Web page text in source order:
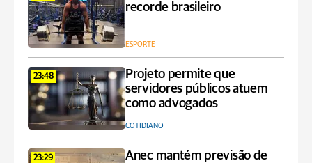
recorde brasileiro
ESPORTE
23:48
Projeto permite que
servidores públicos atuem
como advogados
COTIDIANO
23:29
Anec mantém previsão de